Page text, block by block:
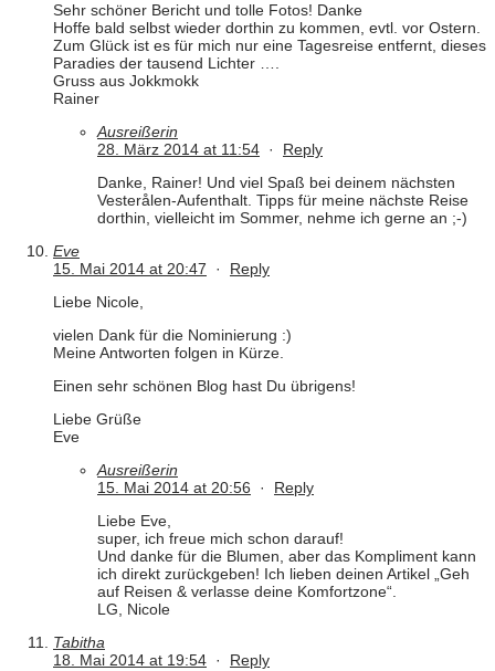
Sehr schöner Bericht und tolle Fotos! Danke
Hoffe bald selbst wieder dorthin zu kommen, evtl. vor Ostern.
Zum Glück ist es für mich nur eine Tagesreise entfernt, dieses
Paradies der tausend Lichter ….
Gruss aus Jokkmokk
Rainer
Ausreißerin
28. März 2014 at 11:54 · Reply
Danke, Rainer! Und viel Spaß bei deinem nächsten
Vesterålen-Aufenthalt. Tipps für meine nächste Reise
dorthin, vielleicht im Sommer, nehme ich gerne an ;-)
Eve
15. Mai 2014 at 20:47 · Reply
Liebe Nicole,
vielen Dank für die Nominierung :)
Meine Antworten folgen in Kürze.
Einen sehr schönen Blog hast Du übrigens!
Liebe Grüße
Eve
Ausreißerin
15. Mai 2014 at 20:56 · Reply
Liebe Eve,
super, ich freue mich schon darauf!
Und danke für die Blumen, aber das Kompliment kann
ich direkt zurückgeben! Ich lieben deinen Artikel „Geh
auf Reisen & verlasse deine Komfortzone“.
LG, Nicole
Tabitha
18. Mai 2014 at 19:54 · Reply